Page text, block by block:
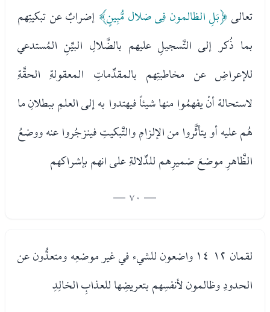
تعالى﴿بَلِ الظالمون فِى ضلال مُّبِينٍ﴾ إضرابٌ عن تبكيتِهم
بما ذُكر إلى التَّسجيلِ عليهم بالضَّلالِ البيِّنِ المُستدعي
للإعراضِ عن مخاطبتِهم بالمقدِّماتِ المعقولةِ الحقَّةِ
لاستحالة أنْ يفهمُوا منها شيئاً فيهتدوا به إلى العلمِ ببطلانِ ما
هُم عليه أو يتأثَّروا من الإلزامِ والتَّبكيتِ فينزجُروا عنه ووضعُ
الظَّاهرِ موضعَ ضميرِهم للدِّلالةِ على انهم بإشراكهم
— 70 —
لقمان ١٢ ١٤ واضعون للشيء في غير موضعِه ومتعدُّون عن
الحدودِ وظالمون لأنفسِهم بتعريضِها للعذابِ الخالِدِ